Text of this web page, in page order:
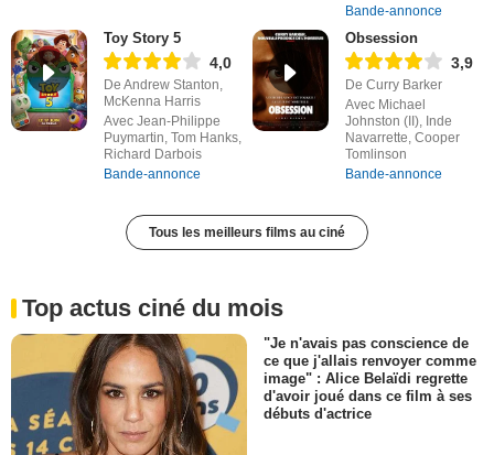
Bande-annonce
Toy Story 5
4,0
De Andrew Stanton,
McKenna Harris
Avec Jean-Philippe
Puymartin, Tom Hanks,
Richard Darbois
Bande-annonce
Obsession
3,9
De Curry Barker
Avec Michael
Johnston (II), Inde
Navarrette, Cooper
Tomlinson
Bande-annonce
Tous les meilleurs films au ciné
Top actus ciné du mois
"Je n'avais pas conscience de
ce que j'allais renvoyer comme
image" : Alice Belaïdi regrette
d'avoir joué dans ce film à ses
débuts d'actrice